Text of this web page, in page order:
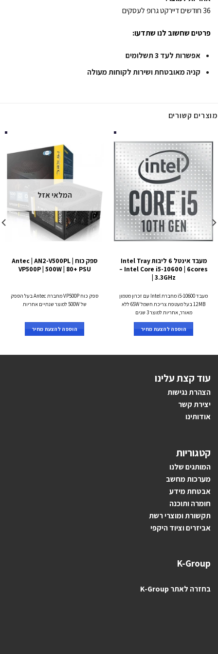
36 חודשים דיירקט גרופ לעסקים
פרטים שחשוב לנו שתדעו:
אפשרות לעד 3 תשלומים
קניה מאובטחת ושירות לקוחות מעולה
מוצרים קשורים
מעבד אינטל 6 ליבות Intel Tray
– Intel Core i5-10600 | 6cores
| 3.3GHz
מעבד i5-10600 מחברת Intel עם זכרון מטמון
12MB בעל מעטפת צריכת חשמל 65W ללא
מאורר, אחריות למוצר 3 שנים
הוספה להצעת מחיר
המלאי אזל
ספק כוח Antec | AN2-V500PL |
VP500P | 500W | 80+ PSU
ספק כוח VP500P מחברת Antec בעל הספק
של 500W למוצר שנתיים אחריות
הוספה להצעת מחיר
עוד קצת עלינו
הצהרת נגישות
יצירת קשר
אודותינו
קטגוריות
המותגים שלנו
מערכות מחשב
אבטחת מידע
חומרה ותוכנה
תקשורת ומוצרי רשת
אביזרים וציוד היקפי
K-Group
בחזרה לאתר K-Group